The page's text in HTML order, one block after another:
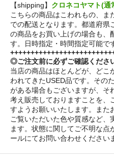
【shipping】 クロネコヤマト(通
こちらの商品はこわれもの、ま
での配送となります。都道府県
の商品をお買い上げの場合も、
す。日時指定・時間指定可能で
◎ご注文前に必ずご確認くださ
当店の商品はほとんどが、どこ
われてきたUSED品です。その
がある場合もございますが、そ
考え販売しておりますことを、
すようお願いいたします。また
ご覧いただいた色や質感など
ます。状態に関してご不明な点
ールにてお問い合わせください